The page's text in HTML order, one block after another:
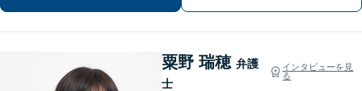
粟野 瑞穂 弁護
士
インタビューを見
る